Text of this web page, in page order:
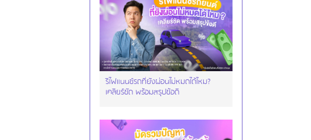
รีไฟแนนซ์รถที่ยังผ่อนไม่หมดได้ไหม?
เคลียร์ชัด พร้อมสรุปข้อดี